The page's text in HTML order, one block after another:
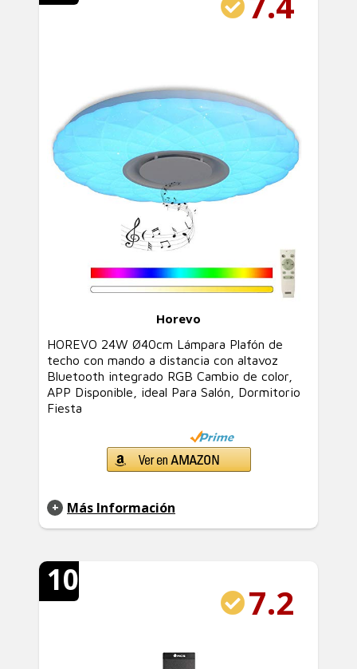
Horevo
HOREVO 24W Ø40cm Lámpara Plafón de
techo con mando a distancia con altavoz
Bluetooth integrado RGB Cambio de color,
APP Disponible, ideal Para Salón, Dormitorio
Fiesta
Más Información
10
7.2